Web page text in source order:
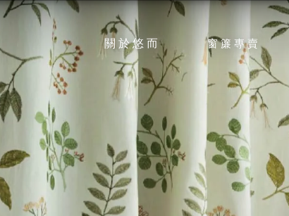
關於悠而
ABOUT
窗簾專賣
PRODUCT